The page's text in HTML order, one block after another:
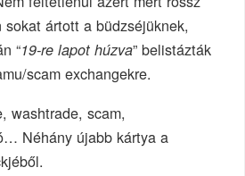
ártott a büdzséjüknek,
“19-re lapot húzva” belistázták
scam exchangekre.
washtrade, scam,
Néhány újabb kártya a